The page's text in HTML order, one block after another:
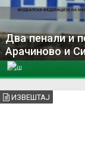
Два пенали и
Арачиново и
ИЗВЕШТАЈ